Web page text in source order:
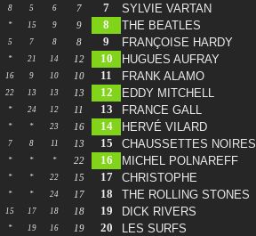
8 5 6 7 7 SYLVIE VARTAN
* 15 9 9 8 THE BEATLES
5 7 8 8 9 FRANÇOISE HARDY
* 21 14 12 10 HUGUES AUFRAY
16 9 10 10 11 FRANK ALAMO
22 13 13 13 12 EDDY MITCHELL
* 24 12 11 13 FRANCE GALL
* * 23 16 14 HERVÉ VILARD
7 8 11 13 15 CHAUSSETTES NOIRES
* * * 22 16 MICHEL POLNAREFF
* * 22 15 17 CHRISTOPHE
* * 24 17 18 THE ROLLING STONES
15 17 18 18 19 DICK RIVERS
* 19 16 19 20 LES SURFS